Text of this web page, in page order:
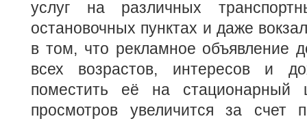
услуг на различных
остановочных пунктах и даже
в том, что рекламное объявление
всех возрастов, интересов и
поместить её на стационарный
просмотров увеличится за счет